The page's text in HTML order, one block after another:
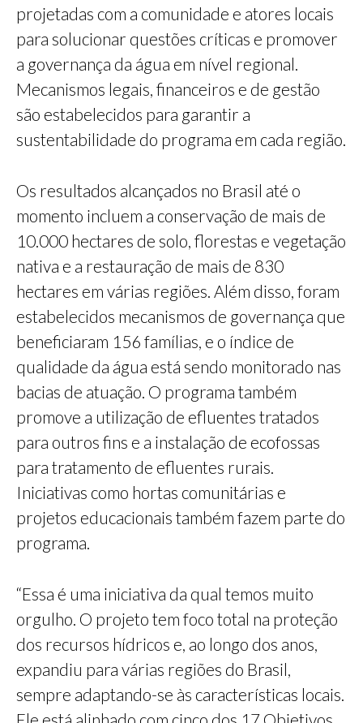
projetadas com a comunidade e atores locais
para solucionar questões críticas e promover
a governança da água em nível regional.
Mecanismos legais, financeiros e de gestão
são estabelecidos para garantir a
sustentabilidade do programa em cada região.
Os resultados alcançados no Brasil até o
momento incluem a conservação de mais de
10.000 hectares de solo, florestas e vegetação
nativa e a restauração de mais de 830
hectares em várias regiões. Além disso, foram
estabelecidos mecanismos de governança que
beneficiaram 156 famílias, e o índice de
qualidade da água está sendo monitorado nas
bacias de atuação. O programa também
promove a utilização de efluentes tratados
para outros fins e a instalação de ecofossas
para tratamento de efluentes rurais.
Iniciativas como hortas comunitárias e
projetos educacionais também fazem parte do
programa.
“Essa é uma iniciativa da qual temos muito
orgulho. O projeto tem foco total na proteção
dos recursos hídricos e, ao longo dos anos,
expandiu para várias regiões do Brasil,
sempre adaptando-se às características locais.